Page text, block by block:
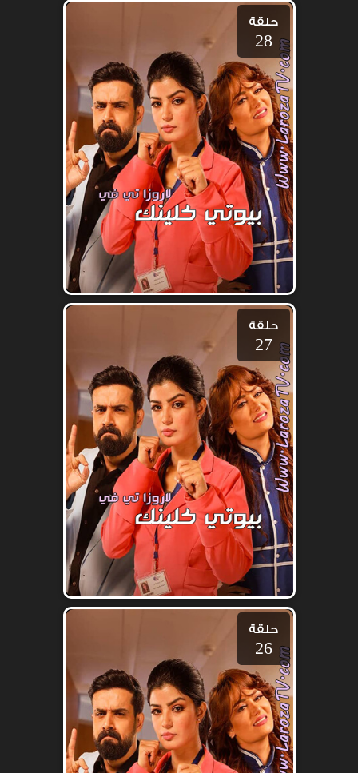
حلقة
28
حلقة
27
حلقة
26